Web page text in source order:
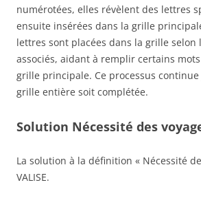
numérotées, elles révèlent des lettres
ensuite insérées dans la grille
lettres sont placées dans la grille selon
associés, aidant à remplir certains
grille principale. Ce processus continue
grille entière soit complétée.
Solution Nécessité des
La solution à la définition « Nécessité
VALISE.